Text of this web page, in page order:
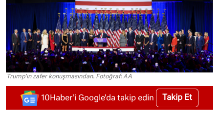
Trump'ın zafer konuşmasından. Fotoğraf: AA
10Haber'i Google'da takip edin Takip Et